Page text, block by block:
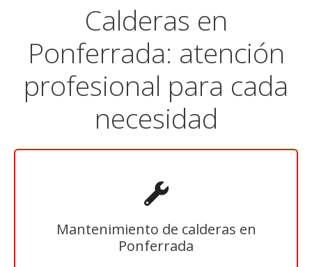
Calderas en
Ponferrada: atención
profesional para cada
necesidad
Mantenimiento de calderas en
Ponferrada